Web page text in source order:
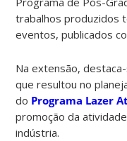
trabalhos produzidos
eventos, publicados
Na extensão,
que resultou no
do Programa Lazer
promoção da
indústria.